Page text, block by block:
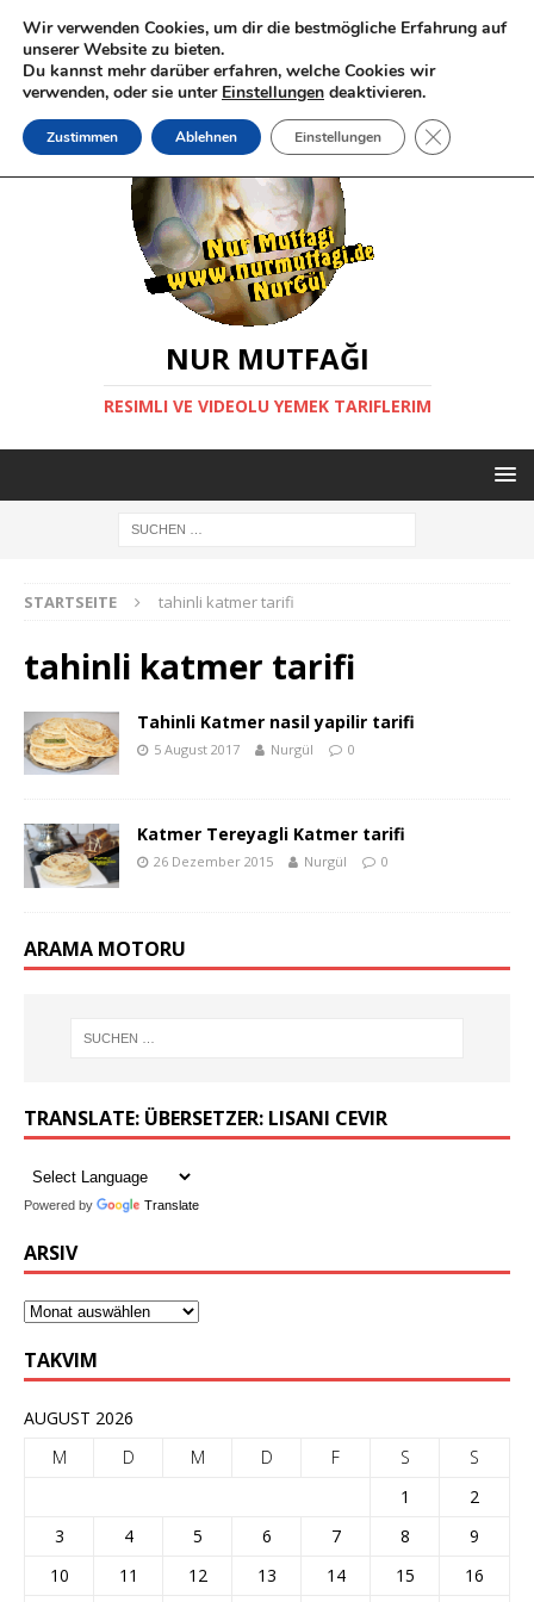
NUR MUTFAĞI
RESIMLI VE VIDEOLU YEMEK TARIFLERIM
STARTSEITE tahinli katmer tarifi
tahinli katmer tarifi
Tahinli Katmer nasil yapilir tarifi
5 August 2017 Nurgül 0
Katmer Tereyagli Katmer tarifi
26 Dezember 2015 Nurgül 0
ARAMA MOTORU
TRANSLATE: ÜBERSETZER: LISANI CEVIR
Powered by Translate
ARSIV
TAKVIM
AUGUST 2026
M
D M D F S
S
1
2
3
4 5 6 7 8
9
10
11 12 13 14 15 16
Wir verwenden Cookies, um dir die bestmögliche Erfahrung auf
unserer Website zu bieten.
Du kannst mehr darüber erfahren, welche Cookies wir
verwenden, oder sie unter Einstellungen deaktivieren.
Zustimmen Ablehnen Einstellungen GDPR